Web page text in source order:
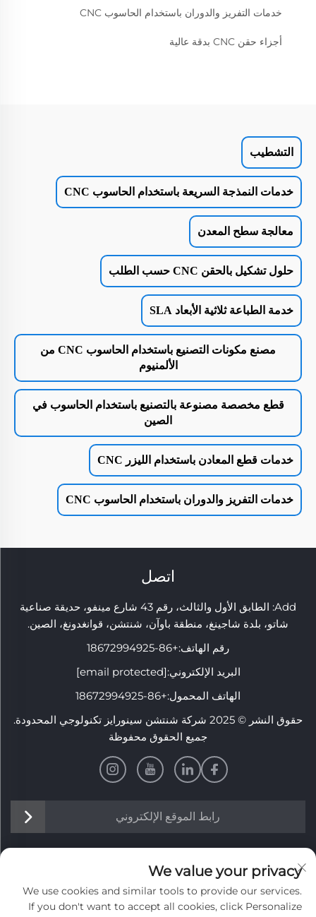
خدمات التفريز والدوران باستخدام الحاسوب CNC
أجزاء حقن CNC بدقة عالية
التشطيب
خدمات النمذجة السريعة باستخدام الحاسوب CNC
معالجة سطح المعدن
حلول تشكيل بالحقن CNC حسب الطلب
خدمة الطباعة ثلاثية الأبعاد SLA
مصنع مكونات التصنيع باستخدام الحاسوب CNC من
الألمنيوم
قطع مخصصة مصنوعة بالتصنيع باستخدام الحاسوب في
الصين
خدمات قطع المعادن باستخدام الليزر CNC
خدمات التفريز والدوران باستخدام الحاسوب CNC
اتصل
Add: الطابق الأول والثالث، رقم 43 شارع مينفو، حديقة صناعية
شاتو، بلدة شاجينغ، منطقة باوآن، شنتشن، قوانغدونغ، الصين.
رقم الهاتف:+86-18672994925
البريد الإلكتروني:[email protected]
الهاتف المحمول:+86-18672994925
حقوق النشر © 2025 شركة شنتشن سينورايز تكنولوجي المحدودة.
جميع الحقوق محفوظة
رابط الموقع الإلكتروني
معلومات
اشترك لتلقي نشرتنا الإخبارية الأسبوعية
We value your privacy
We use cookies and similar tools to provide our services.
If you don't want to accept all cookies, click Personalize